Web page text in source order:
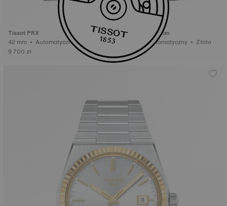
Tissot PRX
42 mm • Automatyczny Valjoux
9 700 zł
Tissot Gentleman
40 mm • Automatyczny • Złoto
10 000 zł